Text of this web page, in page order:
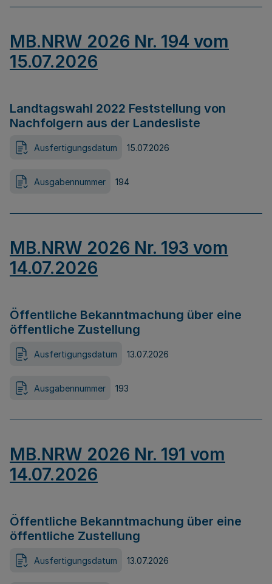
MB.NRW 2026 Nr. 194 vom
15.07.2026
Landtagswahl 2022 Feststellung von
Nachfolgern aus der Landesliste
Ausfertigungsdatum 15.07.2026
Ausgabennummer 194
MB.NRW 2026 Nr. 193 vom
14.07.2026
Öffentliche Bekanntmachung über eine
öffentliche Zustellung
Ausfertigungsdatum 13.07.2026
Ausgabennummer 193
MB.NRW 2026 Nr. 191 vom
14.07.2026
Öffentliche Bekanntmachung über eine
öffentliche Zustellung
Ausfertigungsdatum 13.07.2026